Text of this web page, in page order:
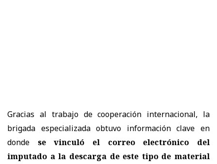
Gracias al trabajo de cooperación internacional, la
brigada especializada obtuvo información clave en
donde se vinculó el correo electrónico del
imputado a la descarga de este tipo de material